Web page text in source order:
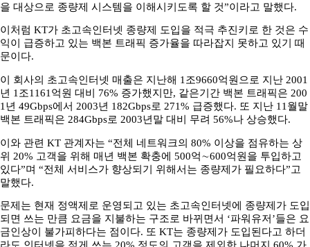
을 대상으로 종량제 시스템을 이해시키도록 할 것”이라고 말했다.
이처럼 KT가 초고속인터넷 종량제 도입을 적극 추진키로 한 것은 수
익이 급증하고 있는 백본 트래픽 증가율을 따라잡지 못하고 있기 때
문이다.
이 회사의 초고속인터넷 매출은 지난해 1조9660억원으로 지난 2001
년 1조1161억원 대비 76% 증가했지만, 같은기간 백본 트래픽은 200
1년 49Gbps에서 2003년 182Gbps로 271% 급증했다. 또 지난 11월말
백본 트래픽은 284Gbps로 2003년말 대비 무려 56%나 상승했다.
이와 관련 KT 관계자는 “전체 네트워크의 80% 이상을 점유하는 상
위 20% 고객을 위해 매년 백본 확충에 500억∼600억원을 투입하고
있다”며 “전체 서비스가 향상되기 위해서는 종량제가 필요하다”고
말했다.
문제는 현재 정액제로 운영되고 있는 초고속인터넷에 종량제가 도입
되면 쓰는 만큼 요금을 지불하는 구조로 바뀌면서 ‘파워유저’들은 요
금인상이 불가피하다는 점이다. 또 KT는 종량제가 도입된다고 하더